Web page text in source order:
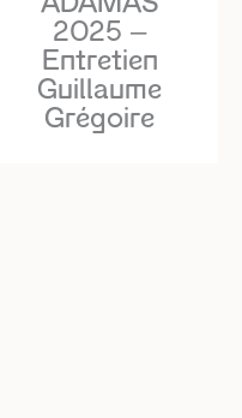
2025 –
Entretien
Guillaume
Grégoire